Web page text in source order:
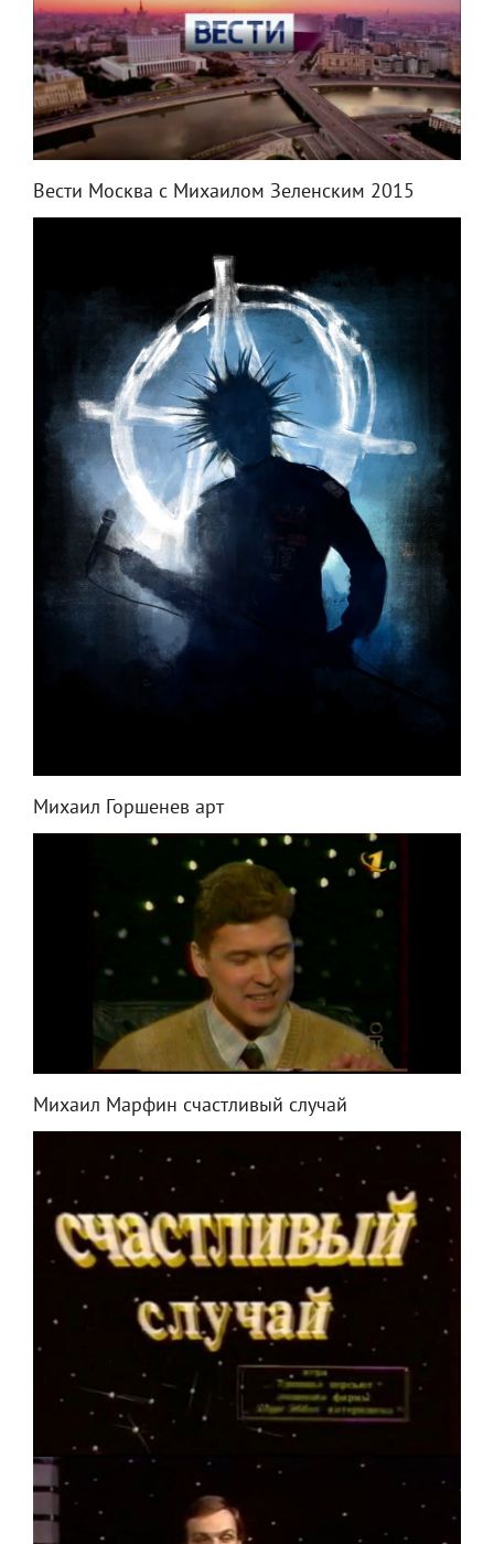
Вести Москва с Михаилом Зеленским 2015
Михаил Горшенев арт
Михаил Марфин счастливый случай